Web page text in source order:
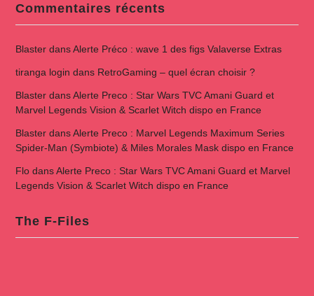
Commentaires récents
BlasterdansAlerte Préco : wave 1 des figs Valaverse Extras
tiranga login dans RetroGaming – quel écran choisir ?
BlasterdansAlerte Preco : Star Wars TVC Amani Guard et
Marvel Legends Vision & Scarlet Witch dispo en France
BlasterdansAlerte Preco : Marvel Legends Maximum Series
Spider-Man (Symbiote) & Miles Morales Mask dispo en France
FlodansAlerte Preco : Star Wars TVC Amani Guard et Marvel
Legends Vision & Scarlet Witch dispo en France
The F-Files